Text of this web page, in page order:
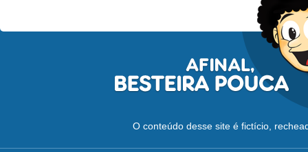
O conteúdo desse site é fictício,